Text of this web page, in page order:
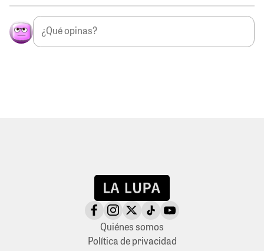
Quiénes somos
Política de privacidad